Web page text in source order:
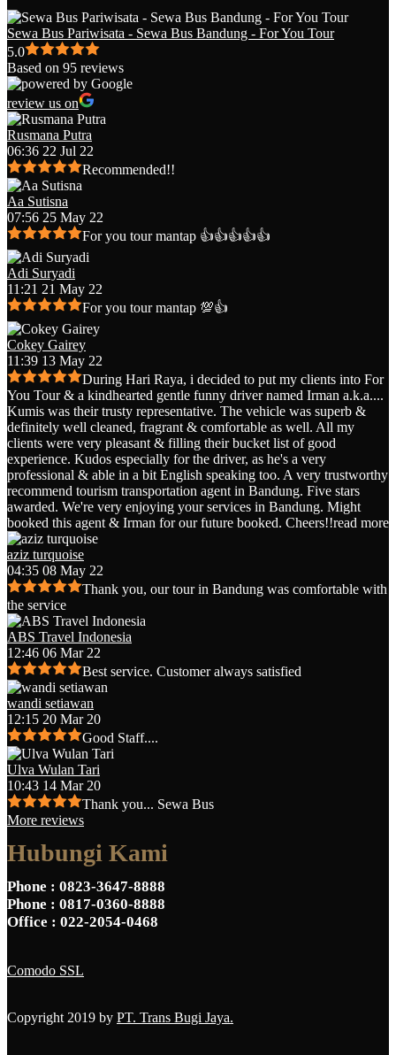
Sewa Bus Pariwisata - Sewa Bus Bandung - For You Tour
5.0
Based on 95 reviews
review us on
Rusmana Putra
06:36 22 Jul 22
Recommended!!
Aa Sutisna
07:56 25 May 22
For you tour mantap 👍👍👍👍👍
Adi Suryadi
11:21 21 May 22
For you tour mantap 💯👍
Cokey Gairey
11:39 13 May 22
During Hari Raya, i decided to put my clients into For
You Tour & a kindhearted gentle funny driver named Irman a.k.a....
Kumis was their trusty representative. The vehicle was superb &
definitely well cleaned, fragrant & comfortable as well. All my
clients were very pleasant & filling their bucket list of good
experience. Kudos especially for the driver, as he's a very
professional & able in a bit English speaking too. A very trustworthy
recommend tourism transportation agent in Bandung. Five stars
awarded. We're very enjoying your services in Bandung. Might
booked this agent & Irman for our future booked. Cheers!!read more
aziz turquoise
04:35 08 May 22
Thank you, our tour in Bandung was comfortable with
the service
ABS Travel Indonesia
12:46 06 Mar 22
Best service. Customer always satisfied
wandi setiawan
12:15 20 Mar 20
Good Staff....
Ulva Wulan Tari
10:43 14 Mar 20
Thank you... Sewa Bus
More reviews
Hubungi Kami
Phone : 0823-3647-8888
Phone : 0817-0360-8888
Office : 022-2054-0468
Comodo SSL
Copyright 2019 by PT. Trans Bugi Jaya.